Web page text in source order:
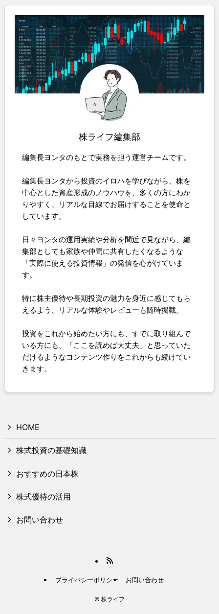
株ライフ編集部
編集長ヨンタのもとで実務を担う運営チームです。
編集長ヨンタから投資のイロハを学びながら、株を
中心とした資産形成のノウハウを、多くの方にわか
りやすく、リアルな目線でお届けすることを使命と
しています。
日々ヨンタの運用実績や分析を間近で見ながら、編
集部としても家族や仲間に共有したくなるような
「実際に使える投資情報」の発信を心がけていま
す。
特に株主優待や長期投資の魅力を身近に感じてもら
えるよう、リアルな体験やレビューも随時掲載。
投資をこれから始めたい方にも、すでに取り組んで
いる方にも、「ここを読めば大丈夫」と思っていた
だけるようなコンテンツ作りをこれからも続けてい
きます。
HOME
株式投資の基礎知識
おすすめの日本株
株式優待の活用
お問い合わせ
プライバシーポリシー お問い合わせ
© 株ライフ